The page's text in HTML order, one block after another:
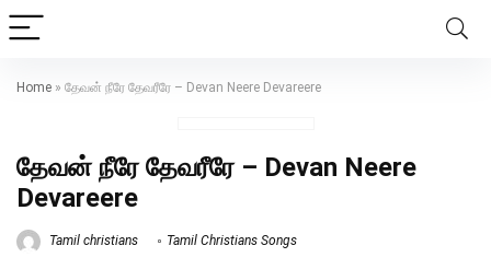
Home » தேவன் நீரே தேவரீரே – Devan Neere Devareere
தேவன் நீரே தேவரீரே – Devan Neere
Devareere
Tamil christians Tamil Christians Songs